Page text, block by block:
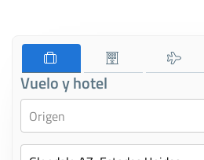
Vuelo y hotel